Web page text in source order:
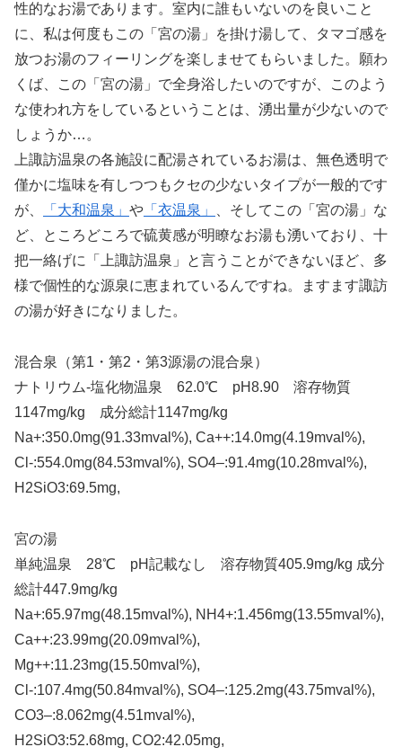
性的なお湯であります。室内に誰もいないのを良いこと
に、私は何度もこの「宮の湯」を掛け湯して、タマゴ感を
放つお湯のフィーリングを楽しませてもらいました。願わ
くば、この「宮の湯」で全身浴したいのですが、このよう
な使われ方をしているということは、湧出量が少ないので
しょうか…。
上諏訪温泉の各施設に配湯されているお湯は、無色透明で
僅かに塩味を有しつつもクセの少ないタイプが一般的です
が、
「大和温泉」 や 「衣温泉」
、そしてこの「宮の湯」な
ど、ところどころで硫黄感が明瞭なお湯も湧いており、十
把一絡げに「上諏訪温泉」と言うことができないほど、多
様で個性的な源泉に恵まれているんですね。ますます諏訪
の湯が好きになりました。
混合泉（第1・第2・第3源湯の混合泉）
ナトリウム-塩化物温泉 62.0℃ pH8.90 溶存物質
1147mg/kg 成分総計1147mg/kg
Na+:350.0mg(91.33mval%), Ca++:14.0mg(4.19mval%),
Cl-:554.0mg(84.53mval%), SO4–:91.4mg(10.28mval%),
H2SiO3:69.5mg,
宮の湯
単純温泉 28℃ pH記載なし 溶存物質405.9mg/kg 成分
総計447.9mg/kg
Na+:65.97mg(48.15mval%), NH4+:1.456mg(13.55mval%),
Ca++:23.99mg(20.09mval%),
Mg++:11.23mg(15.50mval%),
Cl-:107.4mg(50.84mval%), SO4–:125.2mg(43.75mval%),
CO3–:8.062mg(4.51mval%),
H2SiO3:52.68mg, CO2:42.05mg,